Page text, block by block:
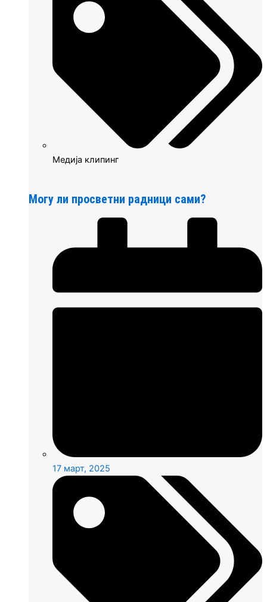
Медија клипинг
Могу ли просветни радници сами?
17 март, 2025